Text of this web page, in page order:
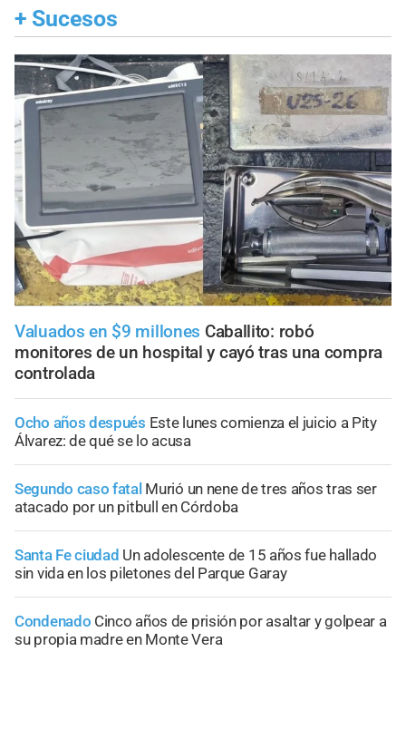
+ Sucesos
Valuados en $9 millones Caballito: robó
monitores de un hospital y cayó tras una compra
controlada
Ocho años después Este lunes comienza el juicio a Pity
Álvarez: de qué se lo acusa
Segundo caso fatal Murió un nene de tres años tras ser
atacado por un pitbull en Córdoba
Santa Fe ciudad Un adolescente de 15 años fue hallado
sin vida en los piletones del Parque Garay
Condenado Cinco años de prisión por asaltar y golpear a
su propia madre en Monte Vera